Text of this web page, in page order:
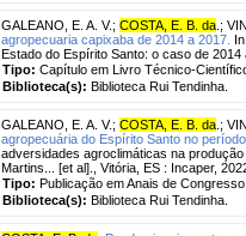
GALEANO, E. A. V.; COSTA, E. B. da ;
agropecuaria capixaba de 2014 a 2017.
Estado do Espírito Santo: o caso de 2014
Tipo: Capítulo em Livro Técnico-
Biblioteca(s): Biblioteca Rui Tendinha.
GALEANO, E. A. V.; COSTA, E. B. da ;
agropecuária do Espírito Santo no
adversidades agroclimáticas na
Martins... [et al]., Vitória, ES : Incaper,
Tipo: Publicação em Anais de Congresso
Biblioteca(s): Biblioteca Rui Tendinha.